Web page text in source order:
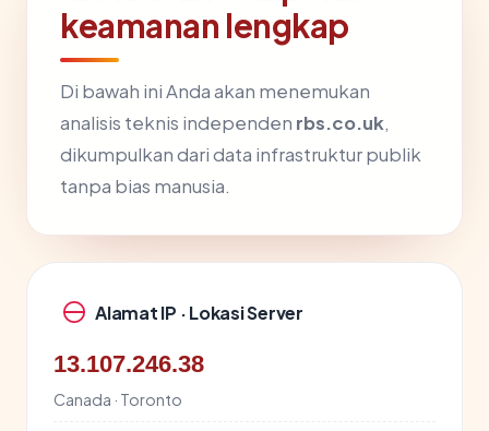
keamanan lengkap
Di bawah ini Anda akan menemukan
analisis teknis independen rbs.co.uk,
dikumpulkan dari data infrastruktur publik
tanpa bias manusia.
Alamat IP · Lokasi Server
13.107.246.38
Canada · Toronto